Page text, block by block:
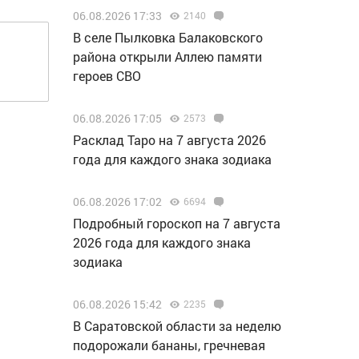
06.08.2026 17:33 2140
В селе Пылковка Балаковского
района открыли Аллею памяти
героев СВО
06.08.2026 17:05 2573
Расклад Таро на 7 августа 2026
года для каждого знака зодиака
06.08.2026 17:02 6694
Подробный гороскоп на 7 августа
2026 года для каждого знака
зодиака
06.08.2026 15:42 2235
В Саратовской области за неделю
подорожали бананы, гречневая